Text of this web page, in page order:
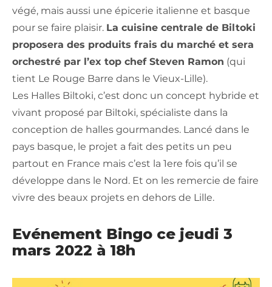
végé, mais aussi une épicerie italienne et basque
pour se faire plaisir. La cuisine centrale de Biltoki
proposera des produits frais du marché et sera
orchestré par l’ex top chef Steven Ramon (qui
tient Le Rouge Barre dans le Vieux-Lille).
Les Halles Biltoki, c’est donc un concept hybride et
vivant proposé par Biltoki, spécialiste dans la
conception de halles gourmandes. Lancé dans le
pays basque, le projet a fait des petits un peu
partout en France mais c’est la 1ere fois qu’il se
développe dans le Nord. Et on les remercie de faire
vivre des beaux projets en dehors de Lille.
Evénement Bingo ce jeudi 3
mars 2022 à 18h